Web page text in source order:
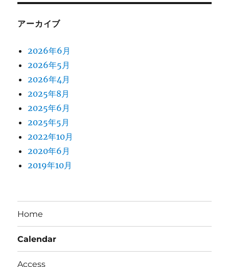
アーカイブ
2026年6月
2026年5月
2026年4月
2025年8月
2025年6月
2025年5月
2022年10月
2020年6月
2019年10月
Home
Calendar
Access